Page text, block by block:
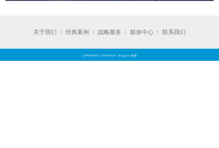
关于我们 ︱ 经典案例 ︱ 战略服务 ︱ 媒体中心 ︱ 联系我们
COPYRIGHT© 2019 Rhine Design by 英诺